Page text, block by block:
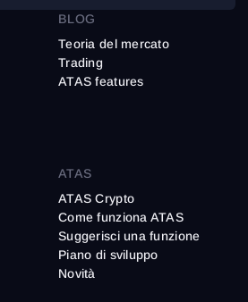
BLOG
Teoria del mercato
Trading
ATAS features
ATAS
ATAS Crypto
Come funziona ATAS
Suggerisci una funzione
Piano di sviluppo
Novità